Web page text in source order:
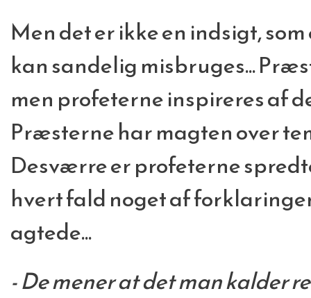
Men det er ikke en indsigt,
kan sandelig misbruges...
men profeterne inspireres af
Præsterne har magten over
Desværre er profeterne
hvert fald noget af
agtede...
- De mener at det man kalder